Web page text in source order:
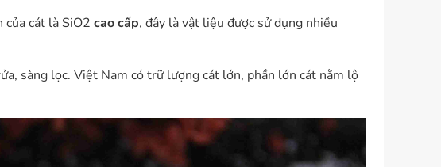
cát là SiO2 cao cấp, đây là vật liệu được sử dụng nhiều
sàng lọc. Việt Nam có trữ lượng cát lớn, phần lớn cát nằm lộ